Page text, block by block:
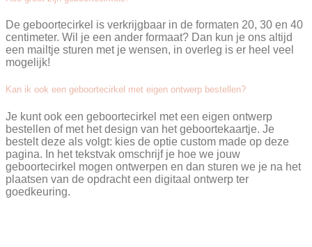
De geboortecirkel is verkrijgbaar in de formaten 20, 30 en 40
centimeter. Wil je een ander formaat? Dan kun je ons altijd
een mailtje sturen met je wensen, in overleg is er heel veel
mogelijk!
Kan ik ook een geboortecirkel met eigen ontwerp bestellen?
Je kunt ook een geboortecirkel met een eigen ontwerp
bestellen of met het design van het geboortekaartje. Je
bestelt deze als volgt: kies de optie custom made op deze
pagina. In het tekstvak omschrijf je hoe we jouw
geboortecirkel mogen ontwerpen en dan sturen we je na het
plaatsen van de opdracht een digitaal ontwerp ter
goedkeuring.